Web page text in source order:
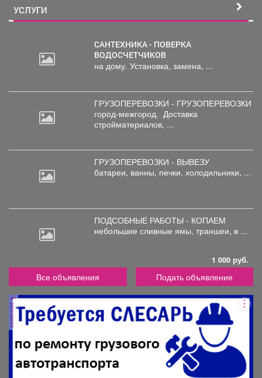
УСЛУГИ
САНТЕХНИКА - ПОВЕРКА
ВОДОСЧЕТЧИКОВ
на дому. Установка, замена, ...
ГРУЗОПЕРЕВОЗКИ - ГРУЗОПЕРЕВОЗКИ
город-межгород. Доставка
стройматериалов, ...
ГРУЗОПЕРЕВОЗКИ - ВЫВЕЗУ
батареи, ванны, печки, холодильники, ...
ПОДСОБНЫЕ РАБОТЫ - КОПАЕМ
небольшие сливные ямы, траншеи, в ...
1 000 руб.
Все объявления Подать объявление
реклама